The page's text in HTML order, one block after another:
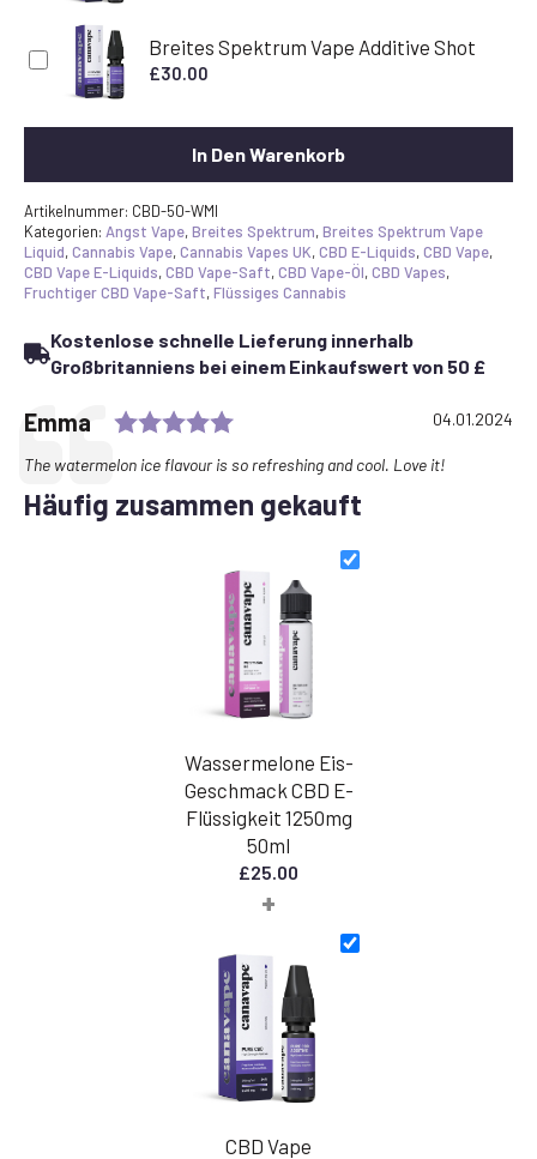
Breites Spektrum Vape Additive Shot
£30.00
In Den Warenkorb
Artikelnummer: CBD-50-WMI
Kategorien: Angst Vape,Breites Spektrum,Breites Spektrum Vape
Liquid,Cannabis Vape,Cannabis Vapes UK,CBD E-Liquids,CBD Vape,
CBD Vape E-Liquids,CBD Vape-Saft,CBD Vape-Öl,CBD Vapes,
Fruchtiger CBD Vape-Saft,Flüssiges Cannabis
Kostenlose schnelle Lieferung innerhalb
Großbritanniens bei einem Einkaufswert von 50 £
Testimonial
Autor:
Emma Rating: 5.0 out of 5 stars
Datum:
04.01.2024
Text:
The watermelon ice flavour is so refreshing and cool. Love it!
Häufig zusammen gekauft
Wassermelone Eis-
Geschmack CBD E-
Flüssigkeit 1250mg
50ml
£25.00
+
CBD Vape